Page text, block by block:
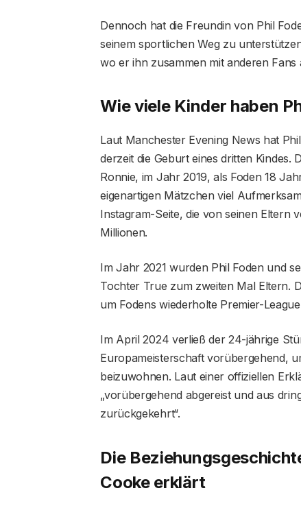
Dennoch hat die Freundin von Phil
seinem sportlichen Weg zu
wo er ihn zusammen mit anderen Fans
Wie viele Kinder haben
Laut Manchester Evening News hat
derzeit die Geburt eines dritten Kindes.
Ronnie, im Jahr 2019, als Foden 18
eigenartigen Mätzchen viel
Instagram-Seite, die von seinen Eltern
Millionen.
Im Jahr 2021 wurden Phil Foden und
Tochter True zum zweiten Mal Eltern.
um Fodens wiederholte Premier-
Im April 2024 verließ der 24-jährige
Europameisterschaft vorübergehend,
beizuwohnen. Laut einer offiziellen
„vorübergehend abgereist und aus
zurückgekehrt“.
Die
Cooke erklärt